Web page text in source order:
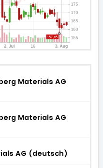
Materials AG
Materials AG
AG (deutsch)